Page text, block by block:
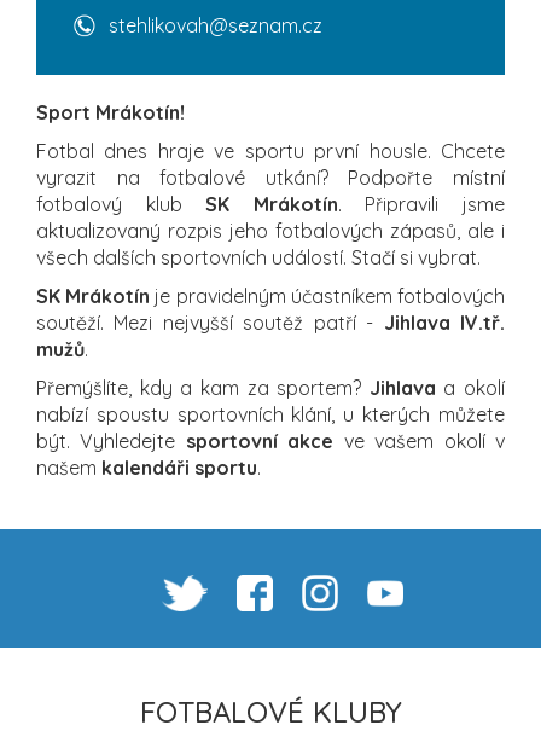
stehlikovah@seznam.cz
Sport Mrákotín!
Fotbal dnes hraje ve sportu první housle. Chcete
vyrazit na fotbalové utkání? Podpořte místní
fotbalový klubSK Mrákotín. Připravili jsme
aktualizovaný rozpis jeho fotbalových zápasů, ale i
všech dalších sportovních událostí. Stačí si vybrat.
SK Mrákotín je pravidelným účastníkem fotbalových
soutěží. Mezi nejvyšší soutěž patří - Jihlava IV.tř.
mužů.
Přemýšlíte, kdy a kam za sportem? Jihlava a okolí
nabízí spoustu sportovních klání, u kterých můžete
být. Vyhledejte sportovní akce ve vašem okolí v
našem kalendáři sportu.
FOTBALOVÉ KLUBY